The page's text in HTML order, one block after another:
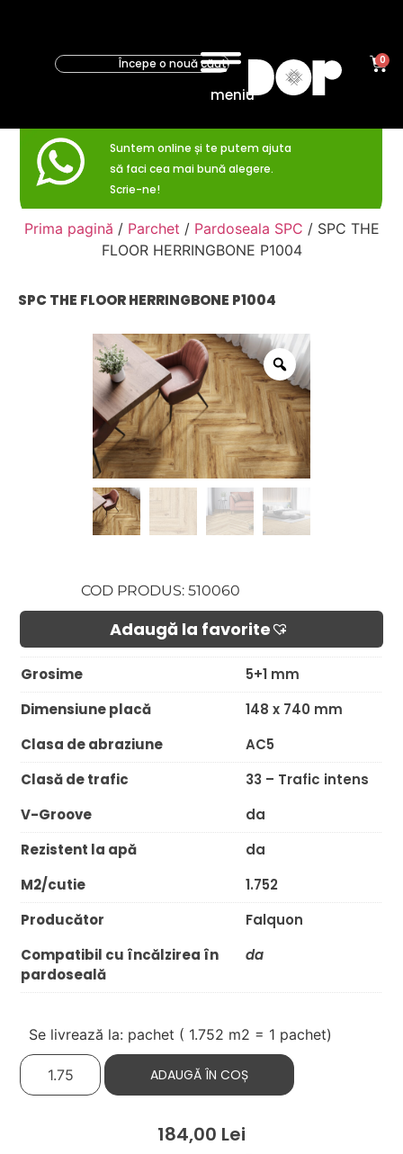
meniu
0
Suntem online și te putem ajuta
să faci cea mai bună alegere.
Scrie-ne!
Prima pagină / Parchet / Pardoseala SPC / SPC THE
FLOOR HERRINGBONE P1004
SPC THE FLOOR HERRINGBONE P1004
COD PRODUS: 510060
Adaugă la favorite​
Grosime
5+1 mm
Dimensiune placă
148 x 740 mm
Clasa de abraziune
AC5
Clasă de trafic
33 – Trafic intens
V-Groove
da
Rezistent la apă
da
M2/cutie
1.752
Producător
Falquon
Compatibil cu încălzirea în
pardoseală
da
Se livrează la: pachet ( 1.752 m2 = 1 pachet)
ADAUGĂ ÎN COȘ
184,00 Lei